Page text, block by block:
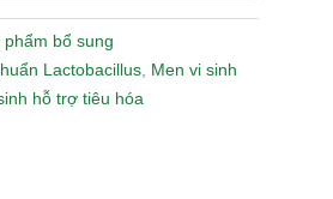
bổ sung
Lactobacillus, Men vi sinh
hỗ trợ tiêu hóa